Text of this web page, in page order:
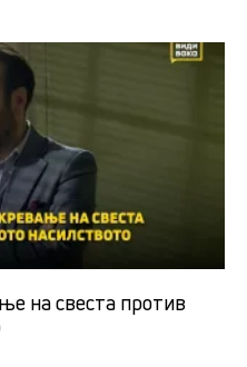
на свеста против